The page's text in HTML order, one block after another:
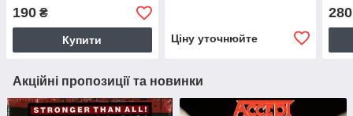
190 ₴
Купити Ціну уточнюйте
280
Акційні пропозиції та новинки